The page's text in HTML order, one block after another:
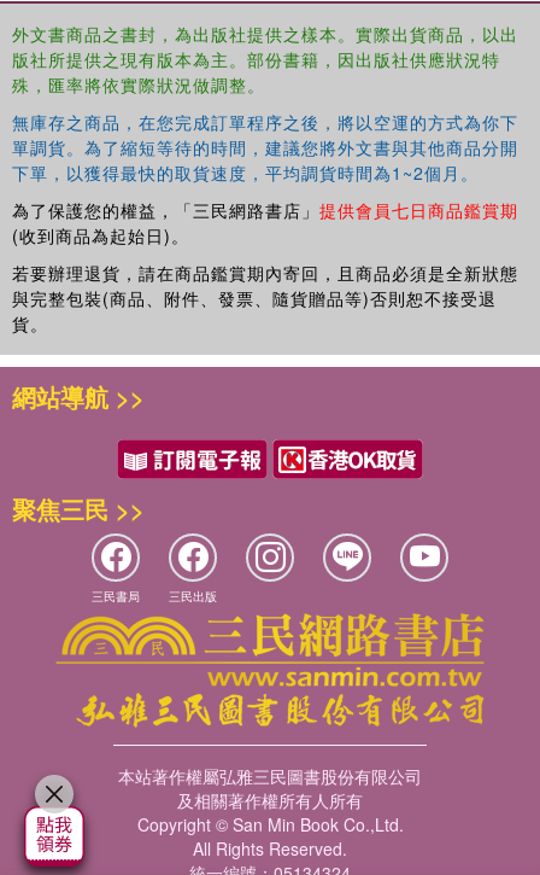
外文書商品之書封，為出版社提供之樣本。實際出貨商品，以出
版社所提供之現有版本為主。部份書籍，因出版社供應狀況特
殊，匯率將依實際狀況做調整。
無庫存之商品，在您完成訂單程序之後，將以空運的方式為你下
單調貨。為了縮短等待的時間，建議您將外文書與其他商品分開
下單，以獲得最快的取貨速度，平均調貨時間為1~2個月。
為了保護您的權益，「三民網路書店」 提供會員七日商品鑑賞期
(收到商品為起始日)。
若要辦理退貨，請在商品鑑賞期內寄回，且商品必須是全新狀態
與完整包裝(商品、附件、發票、隨貨贈品等)否則恕不接受退
貨。
網站導航 >>
聚焦三民 >>
三民書局 三民出版
本站著作權屬弘雅三民圖書股份有限公司
及相關著作權所有人所有
Copyright © San Min Book Co.,Ltd.
All Rights Reserved.